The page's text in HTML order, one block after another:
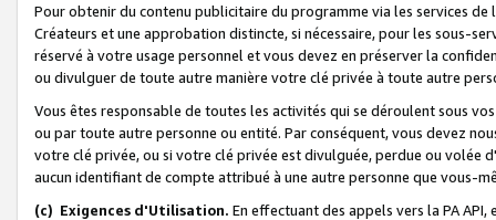
Pour obtenir du contenu publicitaire du programme via les services
Créateurs et une approbation distincte, si nécessaire, pour les sous-
réservé à votre usage personnel et vous devez en préserver la
ou divulguer de toute autre manière votre clé privée à toute autre
Vous êtes responsable de toutes les activités qui se déroulent sous
ou par toute autre personne ou entité. Par conséquent, vous devez
votre clé privée, ou si votre clé privée est divulguée, perdue ou volée
aucun identifiant de compte attribué à une autre personne que vous-
(c) Exigences d'Utilisation. En effectuant des appels vers la PA